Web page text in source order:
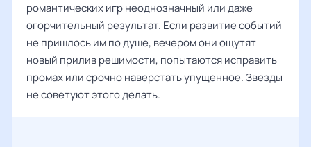
романтических игр неоднозначный или даже
огорчительный результат. Если развитие событий
не пришлось им по душе, вечером они ощутят
новый прилив решимости, попытаются исправить
промах или срочно наверстать упущенное. Звезды
не советуют этого делать.